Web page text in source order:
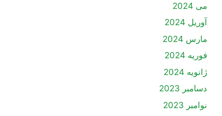
می 2024
آوریل 2024
مارس 2024
فوریه 2024
ژانویه 2024
دسامبر 2023
نوامبر 2023